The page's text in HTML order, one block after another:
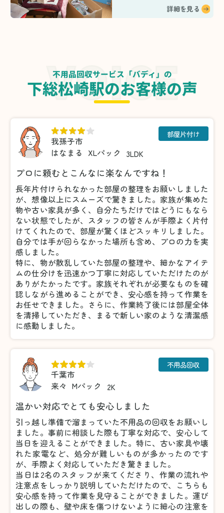
詳細を見る
不用品回収サービス「バディ」の
下総松崎駅のお客様の声
我孫子市
はなまる
XLパック 3LDK
部屋片付け
プロに頼むとこんなに楽なんですね！
長年片付けられなかった部屋の整理をお願いしました
が、想像以上にスムーズで驚きました。家族が集めた
物や古い家具が多く、自分たちだけではどうにもなら
ない状態でしたが、スタッフの皆さんが手際よく片付
けてくれたので、部屋が驚くほどスッキリしました。
自分では手が回らなかった場所も含め、プロの力を実
感しました。
特に、物が散乱していた部屋の整理や、細かなアイテ
ムの仕分けを迅速かつ丁寧に対応していただけたのが
ありがたかったです。家族それぞれが必要なものを確
認しながら進めることができ、安心感を持って作業を
お任せできました。さらに、作業終了後には部屋全体
を清掃していただき、まるで新しい家のような清潔感
に感動しました。
千葉市
来々 Mパック 2K
不用品回収
温かい対応でとても安心しました
引っ越し準備で溜まっていた不用品の回収をお願いし
ました。事前に相談した際も丁寧な対応で、安心して
当日を迎えることができました。特に、古い家具や壊
れた家電など、処分が難しいものが多かったのです
が、手際よく対応していただき驚きました。
当日は2名のスタッフが来てくださり、作業の流れや
注意点をしっかり説明していただけたので、こちらも
安心感を持って作業を見守ることができました。運び
出しの際も、壁や床を傷つけないように細心の注意を